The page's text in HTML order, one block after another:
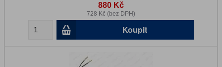
880 Kč
728 Kč (bez DPH)
Koupit